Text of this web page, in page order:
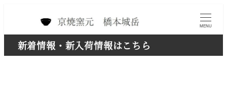
コ
MENU
新着情報・新入荷情報はこちら